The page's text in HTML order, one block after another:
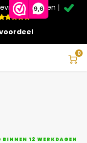
9,6
klanten |
0
schuifwanden en
korting*
BINNEN 12 WERKDAGEN